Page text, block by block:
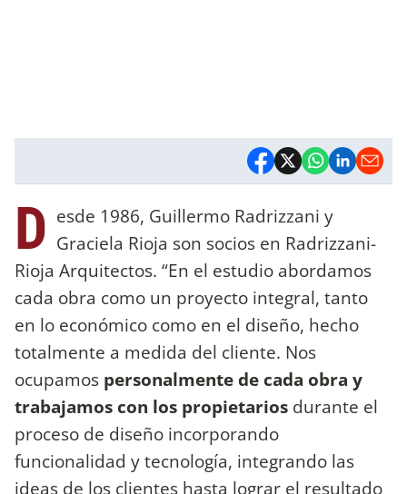
D esde 1986, Guillermo Radrizzani y
Graciela Rioja son socios en Radrizzani-
Rioja Arquitectos. “En el estudio abordamos
cada obra como un proyecto integral, tanto
en lo económico como en el diseño, hecho
totalmente a medida del cliente. Nos
ocupamos personalmente de cada obra y
trabajamos con los propietarios durante el
proceso de diseño incorporando
funcionalidad y tecnología, integrando las
ideas de los clientes hasta lograr el resultado